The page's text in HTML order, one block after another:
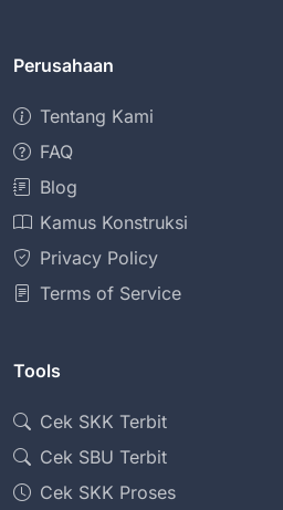
Perusahaan
Tentang Kami
FAQ
Blog
Kamus Konstruksi
Privacy Policy
Terms of Service
Tools
Cek SKK Terbit
Cek SBU Terbit
Cek SKK Proses